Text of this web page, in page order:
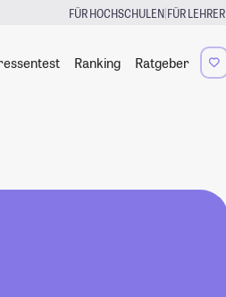
FÜR HOCHSCHULEN|FÜR LEHRER
Ranking Ratgeber